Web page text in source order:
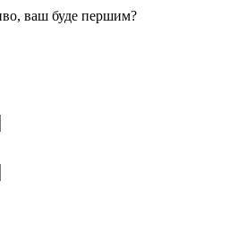
ваш буде першим?